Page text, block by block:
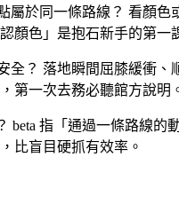
屬於同一條路線？ 看顏色
顏色」是抱石新手的第一
全？ 落地瞬間屈膝緩衝、
第一次去務必聽館方說明
beta 指「通過一條路線的
比盲目硬抓有效率。